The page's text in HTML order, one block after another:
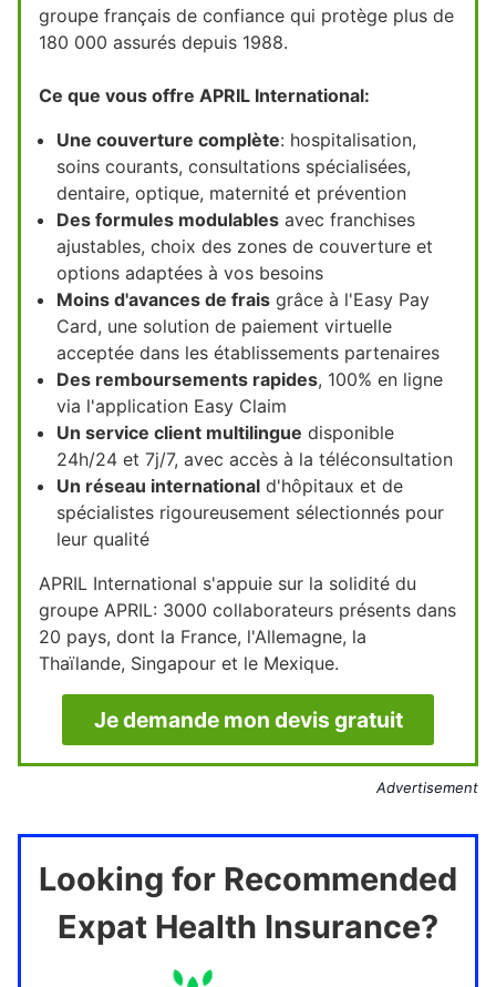
groupe français de confiance qui protège plus de
180 000 assurés depuis 1988.
Ce que vous offre APRIL International:
Une couverture complète: hospitalisation,
soins courants, consultations spécialisées,
dentaire, optique, maternité et prévention
Des formules modulables avec franchises
ajustables, choix des zones de couverture et
options adaptées à vos besoins
Moins d'avances de frais grâce à l'Easy Pay
Card, une solution de paiement virtuelle
acceptée dans les établissements partenaires
Des remboursements rapides, 100% en ligne
via l'application Easy Claim
Un service client multilingue disponible
24h/24 et 7j/7, avec accès à la téléconsultation
Un réseau international d'hôpitaux et de
spécialistes rigoureusement sélectionnés pour
leur qualité
APRIL International s'appuie sur la solidité du
groupe APRIL: 3000 collaborateurs présents dans
20 pays, dont la France, l'Allemagne, la
Thaïlande, Singapour et le Mexique.
Je demande mon devis gratuit
Advertisement
Looking for Recommended
Expat Health Insurance?